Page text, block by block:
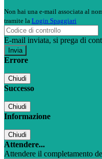
Non hai una e-mail associata al
tramite la Login Spaggiari
E-mail inviata, si prega di
Errore
Chiudi
Successo
Chiudi
Informazione
Chiudi
Attendere...
Attendere il completamento